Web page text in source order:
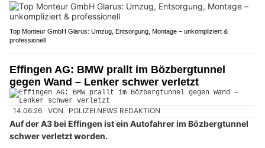
Top Monteur GmbH Glarus: Umzug, Entsorgung, Montage – unkompliziert &
professionell
Effingen AG: BMW prallt im Bözbergtunnel
gegen Wand – Lenker schwer verletzt
14.06.26 VON POLIZEI.NEWS REDAKTION
Auf der A3 bei Effingen ist ein Autofahrer im Bözbergtunnel
schwer verletzt worden.